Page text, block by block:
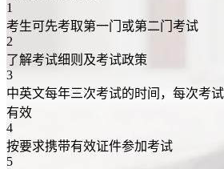
1
考生可先考取第一门或第二门考试
2
了解考试细则及考试政策
3
中英文每年三次考试的时间，每次考
有效
4
按要求携带有效证件参加考试
5